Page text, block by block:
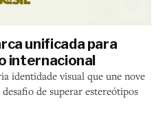
unificada para
internacional
identidade visual que une nove
de superar estereótipos